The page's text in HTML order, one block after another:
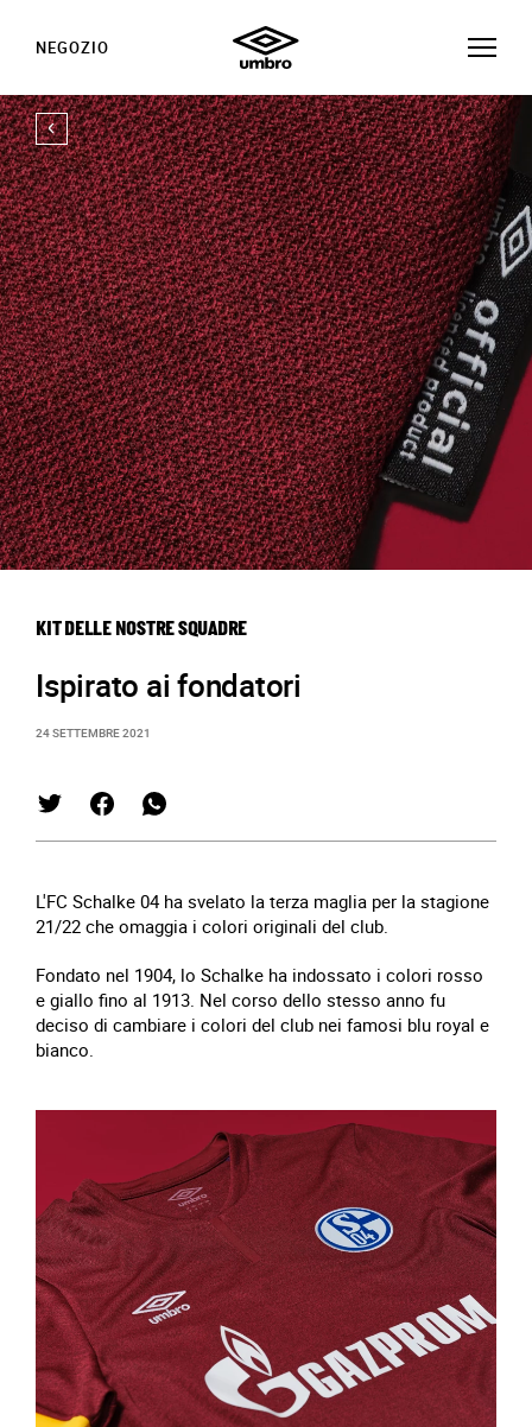
NEGOZIO
KIT DELLE NOSTRE SQUADRE
Ispirato ai fondatori
24 SETTEMBRE 2021
L'FC Schalke 04 ha svelato la terza maglia per la stagione
21/22 che omaggia i colori originali del club.
Fondato nel 1904, lo Schalke ha indossato i colori rosso
e giallo fino al 1913. Nel corso dello stesso anno fu
deciso di cambiare i colori del club nei famosi blu royal e
bianco.